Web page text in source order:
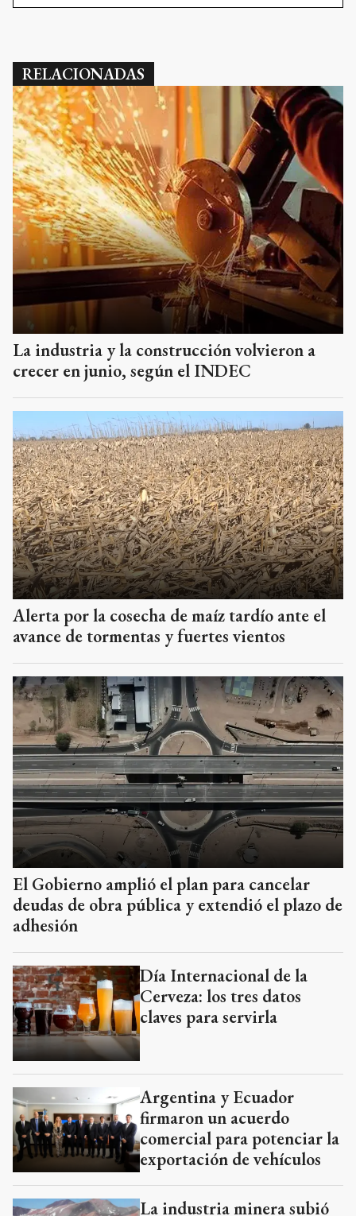
RELACIONADAS
La industria y la construcción volvieron a
crecer en junio, según el INDEC
Alerta por la cosecha de maíz tardío ante el
avance de tormentas y fuertes vientos
El Gobierno amplió el plan para cancelar
deudas de obra pública y extendió el plazo de
adhesión
Día Internacional de la
Cerveza: los tres datos
claves para servirla
Argentina y Ecuador
firmaron un acuerdo
comercial para potenciar la
exportación de vehículos
La industria minera subió